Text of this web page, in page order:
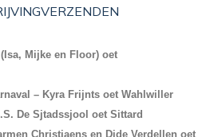
VERZENDEN
Mijke en Floor) oet
– Kyra Frijnts oet Wahlwiller
De Sjtadssjool oet Sittard
Christiaens en Dide Verdellen oet